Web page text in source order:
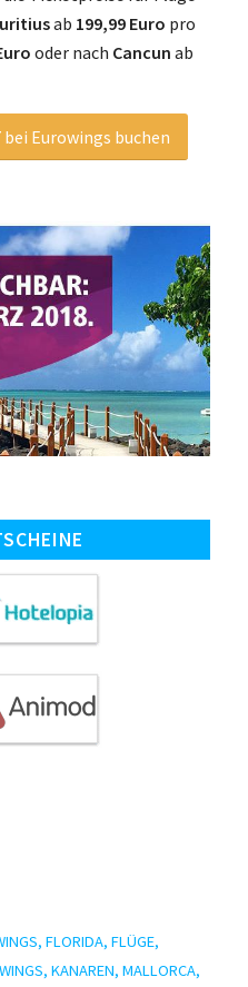
ab 199,99 Euro pro
oder nach Cancun ab
Eurowings buchen
, FLORIDA, FLÜGE,
, KANAREN, MALLORCA,